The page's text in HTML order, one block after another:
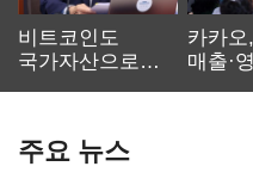
비트코인도
국가자산으로…'
카카오
매출·
주요 뉴스